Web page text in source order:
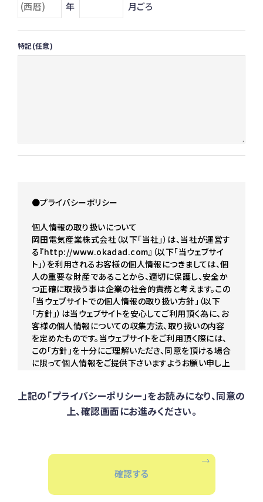
年 月ごろ
特記(任意)
●プライバシーポリシー
個人情報の取り扱いについて
岡田電気産業株式会社（以下｢当社｣）は、当社が運営す
る『http://www.okadad.com』（以下｢当ウェブサイ
ト｣）を利用されるお客様の個人情報につきましては、個
人の重要な財産であることから、適切に保護し、安全か
つ正確に取扱う事は企業の社会的責務と考えます。この
「当ウェブサイトでの個人情報の取り扱い方針」（以下
「方針」）は当ウェブサイトを安心してご利用頂く為に、お
客様の個人情報についての収集方法、取り扱いの内容
を定めたものです。当ウェブサイトをご利用頂く際には、
この「方針」を十分にご理解いただき、同意を頂ける場合
に限って個人情報をご提供下さいますようお願い申し上
個人情報の取得及び利用目的
お客様が、当ウェブサイトにアクセスされる場合、お客様
す。 また、ご提供頂いた個人情報は、原則として、お客様
の同意なく明示した利用目的以外に扱う事は致しませ
上記の「プライバシーポリシー」をお読みになり、同意の
上、確認画面にお進みください。
確認する